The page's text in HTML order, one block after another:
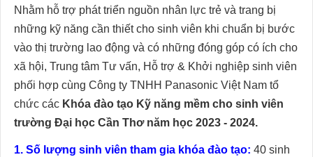
Nhằm hỗ trợ phát triển nguồn nhân lực trẻ và trang bị
những kỹ năng cần thiết cho sinh viên khi chuẩn bị bước
vào thị trường lao động và có những đóng góp có ích cho
xã hội, Trung tâm Tư vấn, Hỗ trợ & Khởi nghiệp sinh viên
phối hợp cùng Công ty TNHH Panasonic Việt Nam tổ
chức các Khóa đào tạo Kỹ năng mềm cho sinh viên
trường Đại học Cần Thơ năm học 2023 - 2024.
1. Số lượng sinh viên tham gia khóa đào tạo: 40 sinh